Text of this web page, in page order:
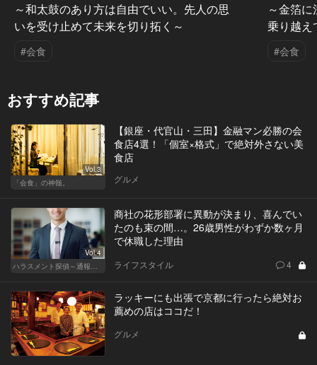
～和太鼓のあり方は自由でいい。先人の思
いを受け止めて未来を切り拓く～
#会食
～金箔
乗り越え
#会食
おすすめ記事
Vol.3
「会食」の神髄。
【銀座・代官山・三田】金融マン必勝の会
食店4選！「個室×格式」で絶対外さない美
食店
グルメ
Vol.4
ハラスメント探偵～通報編～
商社の花形部署に異動が決まり、喜んでい
たのも束の間…。26歳男性がわずか数ヶ月
で休職した理由
ライフスタイル 4
ラッキーにも出張で京都に行ったら絶対お
薦めの店はココだ！
グルメ